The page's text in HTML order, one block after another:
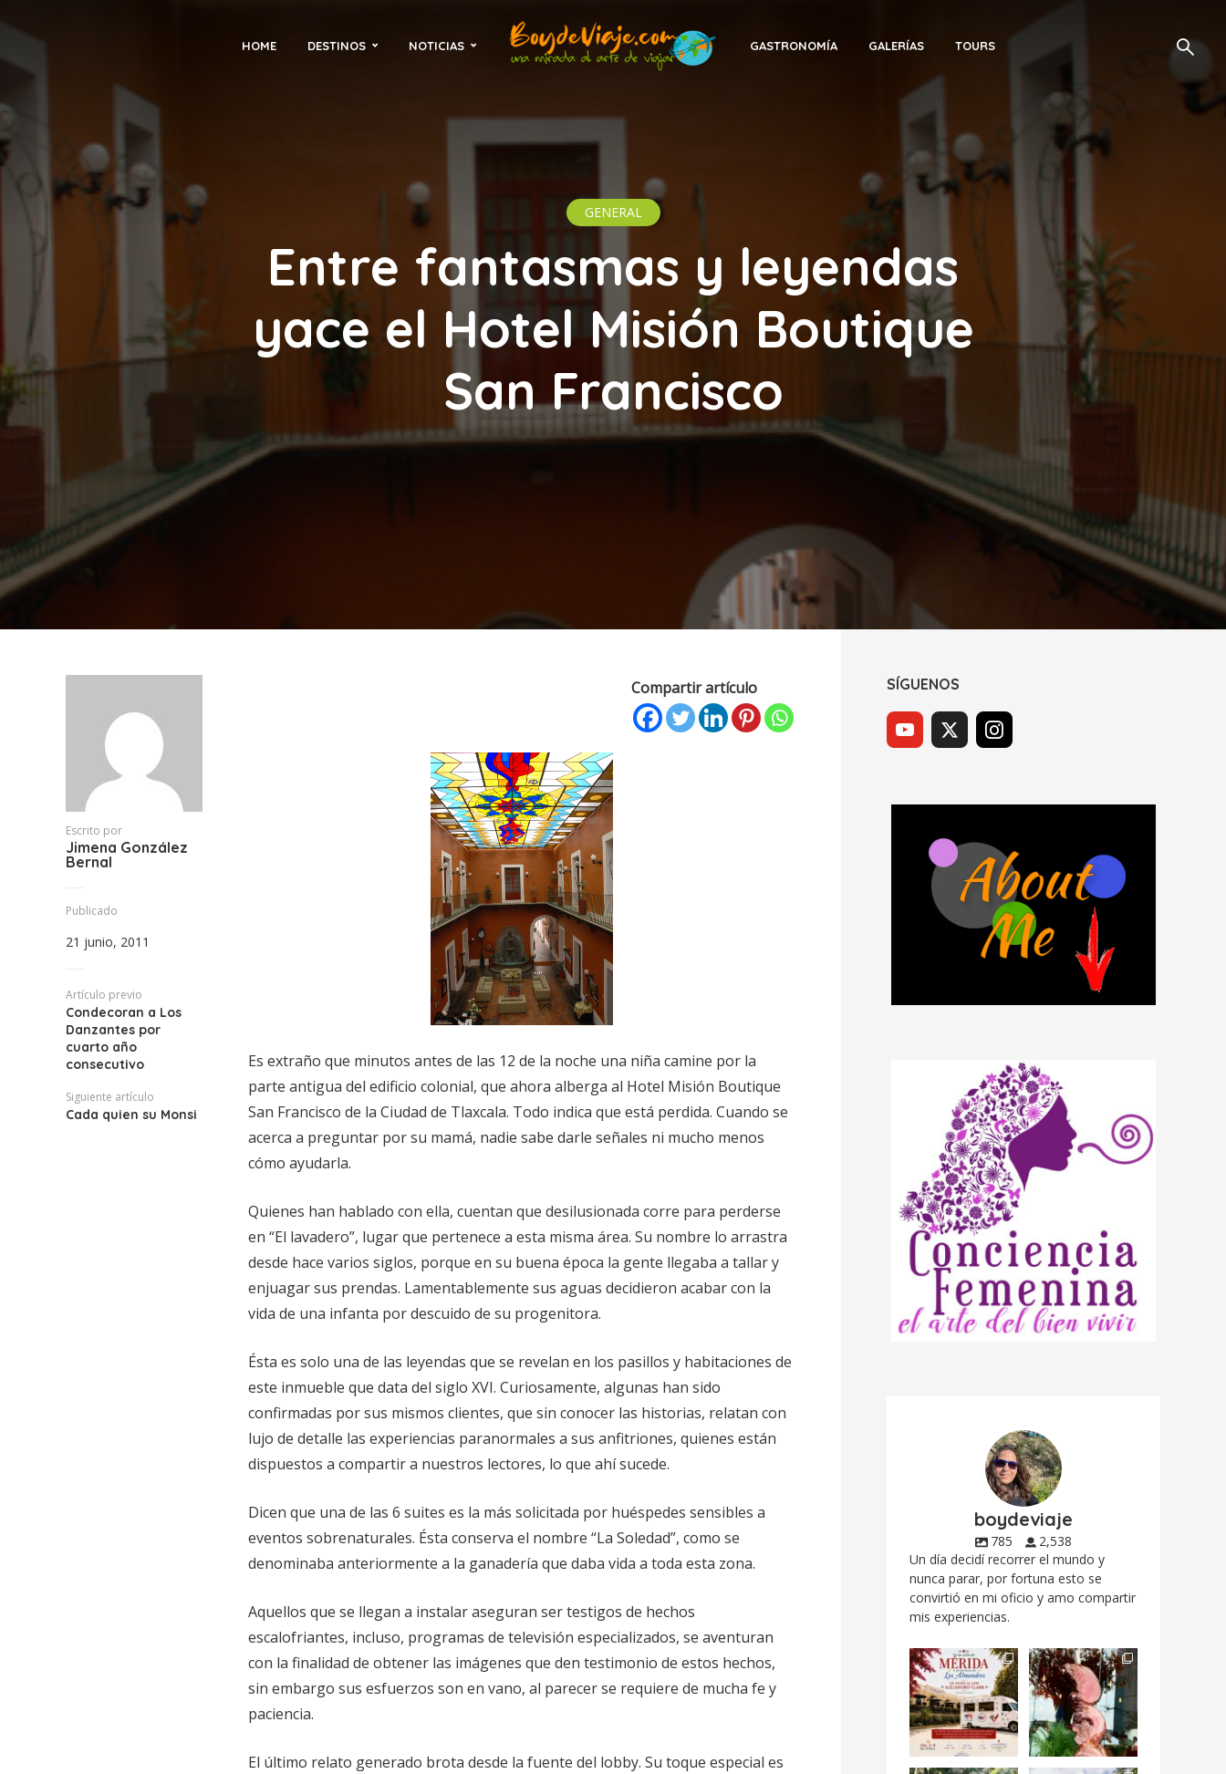
HOME DESTINOS NOTICIAS GASTRONOMÍA GALERÍAS TOURS
GENERAL
Entre fantasmas y leyendas
yace el Hotel Misión Boutique
San Francisco
Escrito por
Jimena González
Bernal
Publicado
21 junio, 2011
Artículo previo
Condecoran a Los
Danzantes por
cuarto año
consecutivo
Siguiente artículo
Cada quien su Monsi
Compartir artículo
Es extraño que minutos antes de las 12 de la noche una niña camine por la
parte antigua del edificio colonial, que ahora alberga al Hotel Misión Boutique
San Francisco de la Ciudad de Tlaxcala. Todo indica que está perdida. Cuando se
acerca a preguntar por su mamá, nadie sabe darle señales ni mucho menos
cómo ayudarla.
Quienes han hablado con ella, cuentan que desilusionada corre para perderse
en “El lavadero”, lugar que pertenece a esta misma área. Su nombre lo arrastra
desde hace varios siglos, porque en su buena época la gente llegaba a tallar y
enjuagar sus prendas. Lamentablemente sus aguas decidieron acabar con la
vida de una infanta por descuido de su progenitora.
Ésta es solo una de las leyendas que se revelan en los pasillos y habitaciones de
este inmueble que data del siglo XVI. Curiosamente, algunas han sido
confirmadas por sus mismos clientes, que sin conocer las historias, relatan con
lujo de detalle las experiencias paranormales a sus anfitriones, quienes están
dispuestos a compartir a nuestros lectores, lo que ahí sucede.
Dicen que una de las 6 suites es la más solicitada por huéspedes sensibles a
eventos sobrenaturales. Ésta conserva el nombre “La Soledad”, como se
denominaba anteriormente a la ganadería que daba vida a toda esta zona.
Aquellos que se llegan a instalar aseguran ser testigos de hechos
escalofriantes, incluso, programas de televisión especializados, se aventuran
con la finalidad de obtener las imágenes que den testimonio de estos hechos,
sin embargo sus esfuerzos son en vano, al parecer se requiere de mucha fe y
paciencia.
El último relato generado brota desde la fuente del lobby. Su toque especial es
SÍGUENOS
boydeviaje
785
2,538
Un día decidí recorrer el mundo y
nunca parar, por fortuna esto se
convirtió en mi oficio y amo compartir
mis experiencias.
Siempre me mueven
las causas y comer
con causa es...
12 0
Fuimos a celebrar a
mis dos #mamás
más cercanas mi...
17 0